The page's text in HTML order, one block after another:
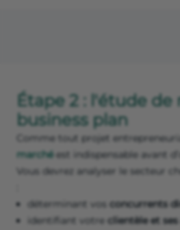
Étape 2 : l'étude
business plan
Comme tout projet
marchéest indispensable avant
Vous devrez analyser le secteur
déterminant vos concurrents
identifiant votre clientèle et